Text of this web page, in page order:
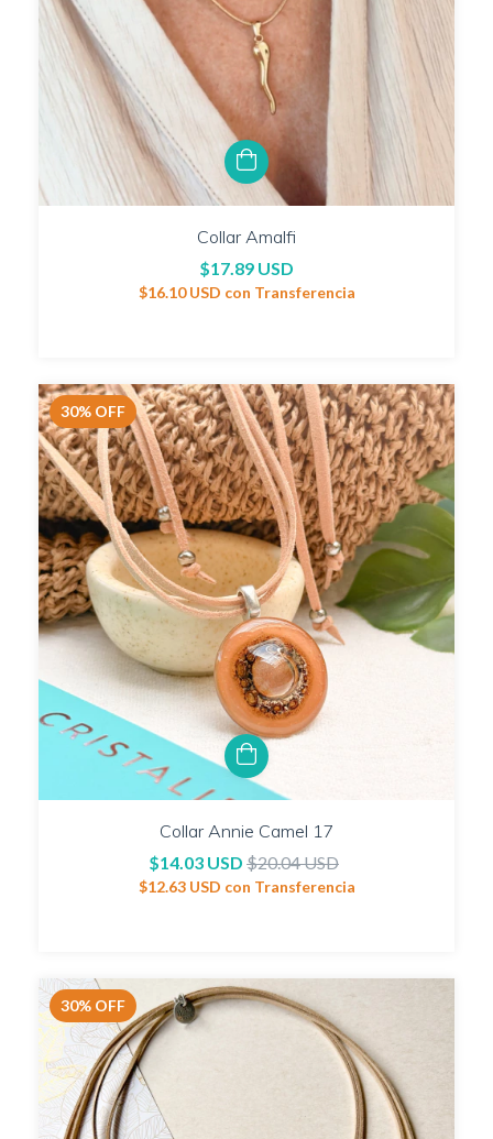
Collar Amalfi
$17.89 USD
$16.10 USD con Transferencia
30% OFF
Collar Annie Camel 17
$14.03 USD $20.04 USD
$12.63 USD con Transferencia
30% OFF